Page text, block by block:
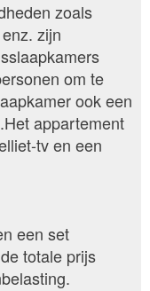
zoals
zijn
om te
ook een
appartement
tv en een
een set
totale prijs